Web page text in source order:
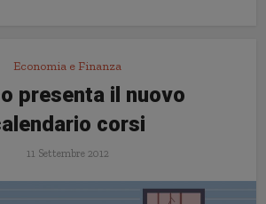
Economia e Finanza
presenta il nuovo
corsi
11 Settembre 2012